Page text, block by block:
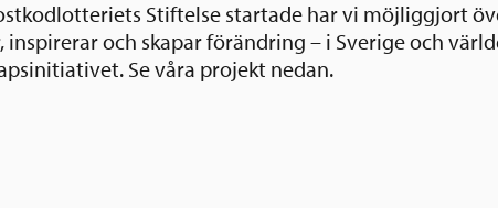
Stiftelse startade har vi möjliggjort
inspirerar och skapar förändring – i Sverige och
Se våra projekt nedan.